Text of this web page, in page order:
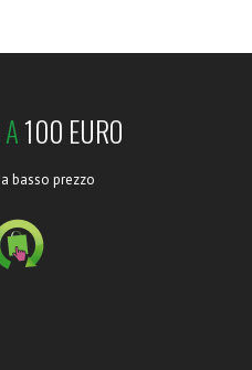
100 EURO
basso prezzo